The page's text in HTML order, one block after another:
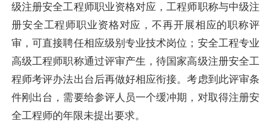
级注册安全工程师职业资格对应，工程师职称与中级注
册安全工程师职业资格对应，不再开展相应的职称评
审，可直接聘任相应级别专业技术岗位；安全工程专业
高级工程师职称通过评审产生，待国家高级注册安全工
程师考评办法出台后再做好相应衔接。考虑到此评审条
件刚出台，需要给参评人员一个缓冲期，对取得注册安
全工程师的年限未提出要求。